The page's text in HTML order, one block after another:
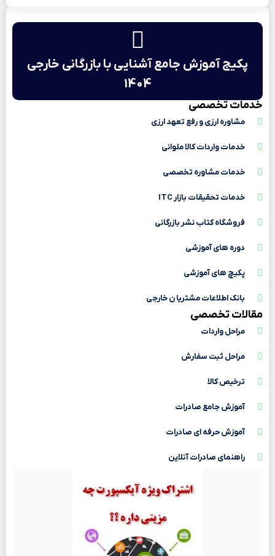
پکیج آموزش جامع آشنایی با بازرگانی خارجی
1404
خدمات تخصصی
مشاوره ارزی و رفع تعهد ارزی
خدمات واردات کالا ملوانی
خدمات مشاوره تخصصی
خدمات تحقیقات بازار ITC
فروشگاه کتاب نشر بازرگانی
دوره های آموزشی
پکیچ های آموزشی
بانک اطلاعات مشتریا ن خارجی
مقالات تخصصی
مراحل واردات
مراحل ثبت سفارش
ترخیص کالا
آموزش جامع صادرات
آموزش حرفه ای صادرات
راهنمای صادرات آنلاین